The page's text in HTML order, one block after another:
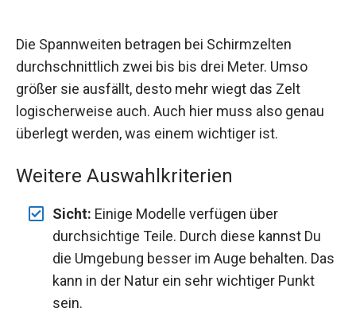
Die Spannweiten betragen bei Schirmzelten
durchschnittlich zwei bis bis drei Meter. Umso
größer sie ausfällt, desto mehr wiegt das Zelt
logischerweise auch. Auch hier muss also genau
überlegt werden, was einem wichtiger ist.
Weitere Auswahlkriterien
Sicht: Einige Modelle verfügen über
durchsichtige Teile. Durch diese kannst Du
die Umgebung besser im Auge behalten. Das
kann in der Natur ein sehr wichtiger Punkt
sein.